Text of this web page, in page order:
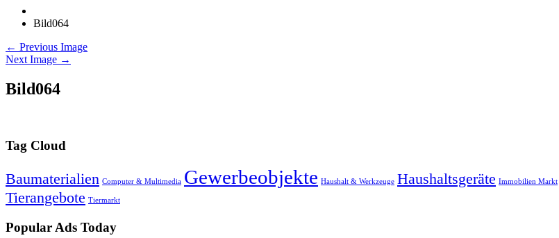
Bild064
← Previous Image
Next Image →
Bild064
Tag Cloud
Baumaterialien Computer & Multimedia Gewerbeobjekte Haushalt & Werkzeuge Haushaltsgeräte Immobilien Markt
Tierangebote Tiermarkt
Popular Ads Today